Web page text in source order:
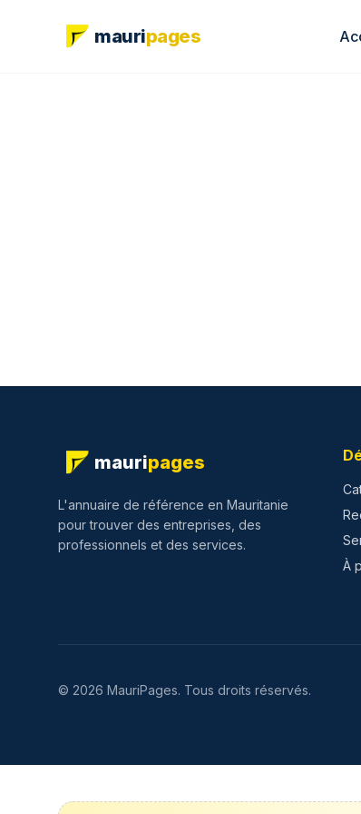
mauripages
mauripages
L'annuaire de référence en Mauritanie
pour trouver des entreprises, des
professionnels et des services.
À
© 2026 MauriPages. Tous droits réservés.